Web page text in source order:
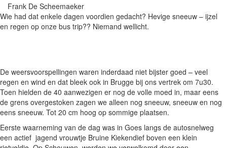
Frank De Scheemaeker
Wie had dat enkele dagen voordien gedacht? Hevige sneeuw – ijzel
en regen op onze bus trip?? Niemand wellicht.
De weersvoorspellingen waren inderdaad niet bijster goed – veel
regen en wind en dat bleek ook in Brugge bij ons vertrek om 7u30.
Toen hielden de 40 aanwezigen er nog de volle moed in, maar eens
de grens overgestoken zagen we alleen nog sneeuw, sneeuw en nog
eens sneeuw. Tot 20 cm hoog op sommige plaatsen.
Eerste waarneming van de dag was in Goes langs de autosnelweg
een actief jagend vrouwtje Bruine Kiekendief boven een klein